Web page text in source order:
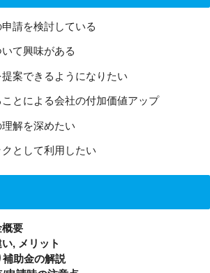
請を検討している
て興味がある
案できるようになりたい
ことによる会社の付加価値アップ
解を深めたい
として利用したい
概要
, メリット
補助金の解説